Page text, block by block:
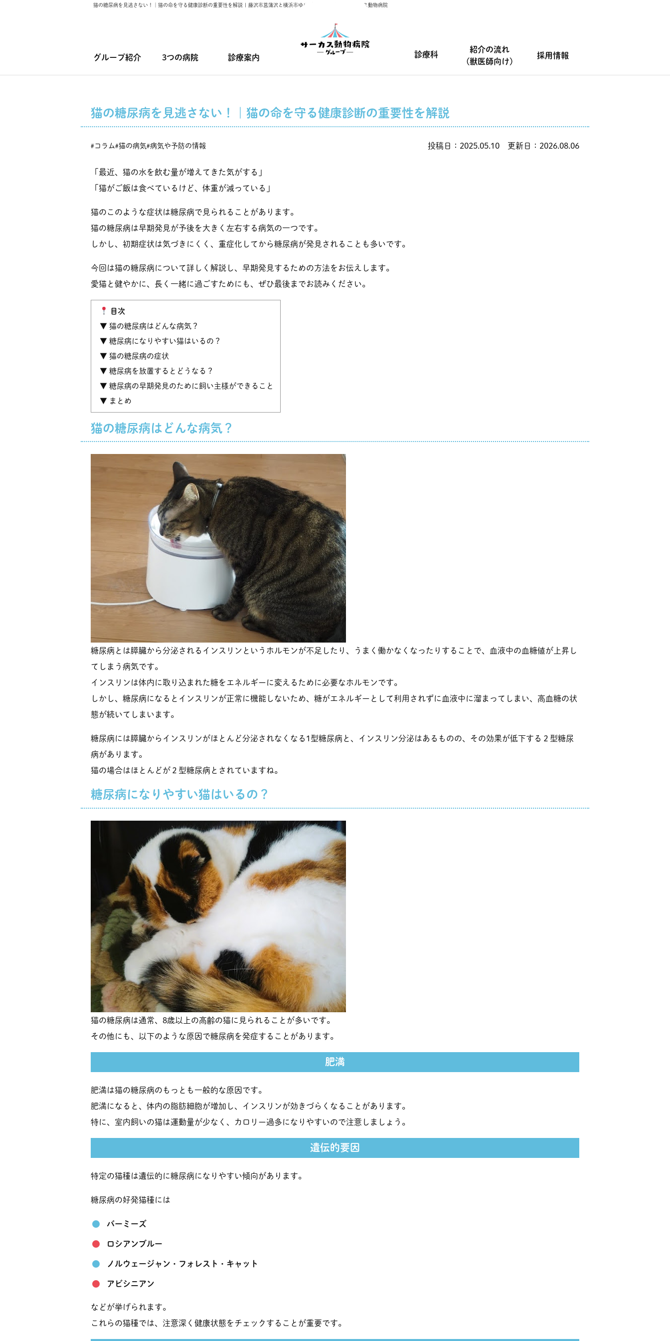
猫の糖尿病を見逃さない！｜猫の命を守る健康診断の重要性を解説 | 藤沢市菖蒲沢と横浜市ゆめが丘の動物病院｜サーカス動物病院
グループ紹介 3つの病院 診療案内 診療科
紹介の流れ
(獣医師向け)
採用情報
猫の糖尿病を見逃さない！｜猫の命を守る健康診断の重要性を解説
# コラム#猫の病気#病気や予防の情報 投稿日：2025.05.10 更新日：2026.08.06
「最近、猫の水を飲む量が増えてきた気がする」
「猫がご飯は食べているけど、体重が減っている」
猫のこのような症状は糖尿病で見られることがあります。
猫の糖尿病は早期発見が予後を大きく左右する病気の一つです。
しかし、初期症状は気づきにくく、重症化してから糖尿病が発見されることも多いです。
今回は猫の糖尿病について詳しく解説し、早期発見するための方法をお伝えします。
愛猫と健やかに、長く一緒に過ごすためにも、ぜひ最後までお読みください。
目次
▼ 猫の糖尿病はどんな病気？
▼ 糖尿病になりやすい猫はいるの？
▼ 猫の糖尿病の症状
▼ 糖尿病を放置するとどうなる？
▼ 糖尿病の早期発見のために飼い主様ができること
▼ まとめ
猫の糖尿病はどんな病気？
糖尿病とは膵臓から分泌されるインスリンというホルモンが不足したり、うまく働かなくなったりすることで、血液中の血糖値が上昇し
てしまう病気です。
インスリンは体内に取り込まれた糖をエネルギーに変えるために必要なホルモンです。
しかし、糖尿病になるとインスリンが正常に機能しないため、糖がエネルギーとして利用されずに血液中に溜まってしまい、高血糖の状
態が続いてしまいます。
糖尿病には膵臓からインスリンがほとんど分泌されなくなる1型糖尿病と、インスリン分泌はあるものの、その効果が低下する２型糖尿
病があります。
猫の場合はほとんどが２型糖尿病とされていますね。
糖尿病になりやすい猫はいるの？
猫の糖尿病は通常、8歳以上の高齢の猫に見られることが多いです。
その他にも、以下のような原因で糖尿病を発症することがあります。
肥満
肥満は猫の糖尿病のもっとも一般的な原因です。
肥満になると、体内の脂肪細胞が増加し、インスリンが効きづらくなることがあります。
特に、室内飼いの猫は運動量が少なく、カロリー過多になりやすいので注意しましょう。
遺伝的要因
特定の猫種は遺伝的に糖尿病になりやすい傾向があります。
糖尿病の好発猫種には
バーミーズ
ロシアンブルー
ノルウェージャン・フォレスト・キャット
アビシニアン
などが挙げられます。
これらの猫種では、注意深く健康状態をチェックすることが重要です。